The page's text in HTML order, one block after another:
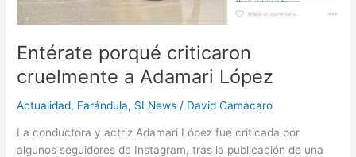
Entérate porqué criticaron
cruelmente a Adamari López
Actualidad, Farándula, SLNews / David Camacaro
La conductora y actriz Adamari López fue criticada por
algunos seguidores de Instagram, tras la publicación de una